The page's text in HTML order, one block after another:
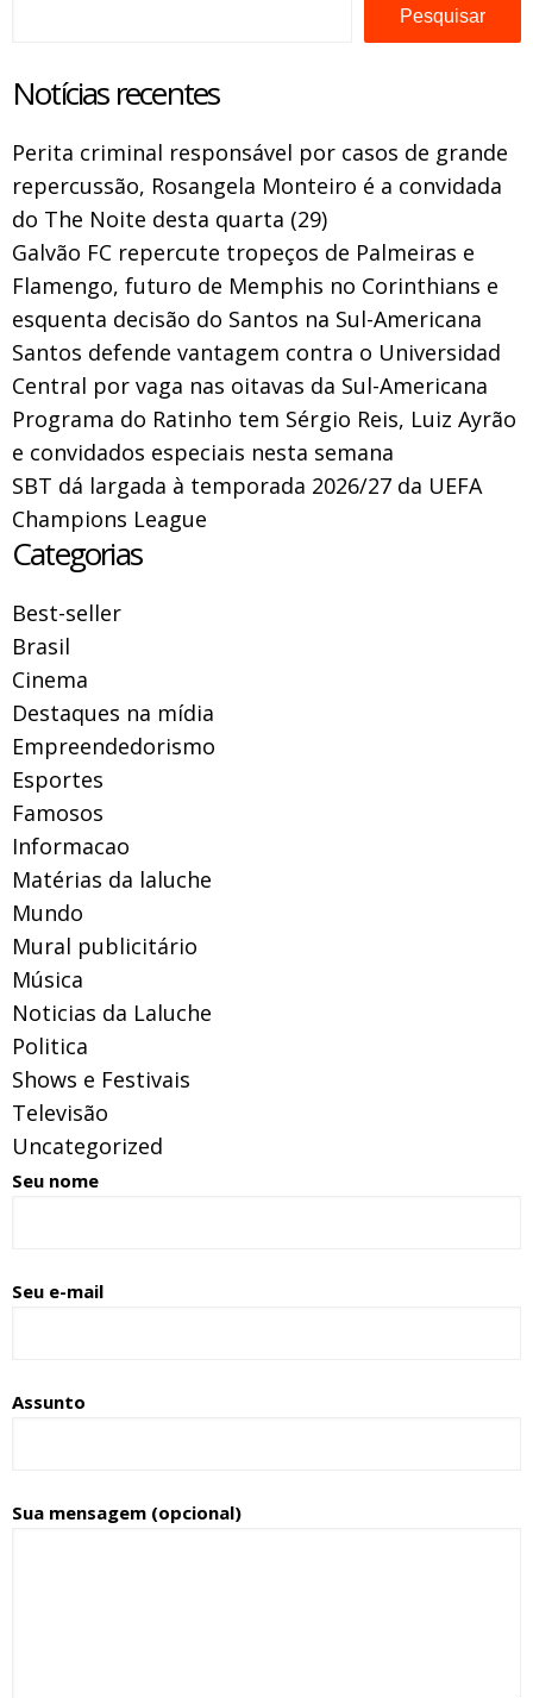
Pesquisar
Notícias recentes
Perita criminal responsável por casos de grande
repercussão, Rosangela Monteiro é a convidada
do The Noite desta quarta (29)
Galvão FC repercute tropeços de Palmeiras e
Flamengo, futuro de Memphis no Corinthians e
esquenta decisão do Santos na Sul-Americana
Santos defende vantagem contra o Universidad
Central por vaga nas oitavas da Sul-Americana
Programa do Ratinho tem Sérgio Reis, Luiz Ayrão
e convidados especiais nesta semana
SBT dá largada à temporada 2026/27 da UEFA
Champions League
Categorias
Best-seller
Brasil
Cinema
Destaques na mídia
Empreendedorismo
Esportes
Famosos
Informacao
Matérias da laluche
Mundo
Mural publicitário
Música
Noticias da Laluche
Politica
Shows e Festivais
Televisão
Uncategorized
Seu nome
Seu e-mail
Assunto
Sua mensagem (opcional)